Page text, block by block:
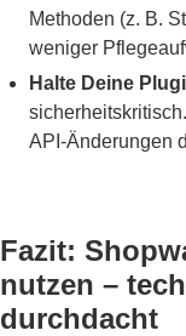
Methoden (z. B.
weniger
Halte Deine
API-Änderungen
Fazit:
nutzen –
durchdacht